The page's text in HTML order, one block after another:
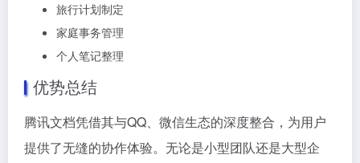
旅行计划制定
家庭事务管理
个人笔记整理
优势总结
腾讯文档凭借其与QQ、微信生态的深度整合，为用户
提供了无缝的协作体验。无论是小型团队还是大型企